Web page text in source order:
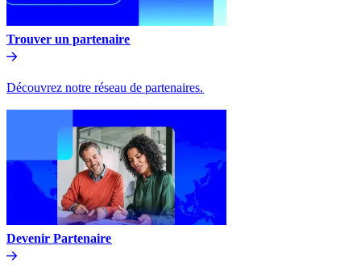
Trouver un partenaire​​
Découvrez notre réseau de partenaires.​​
Devenir Partenaire​​